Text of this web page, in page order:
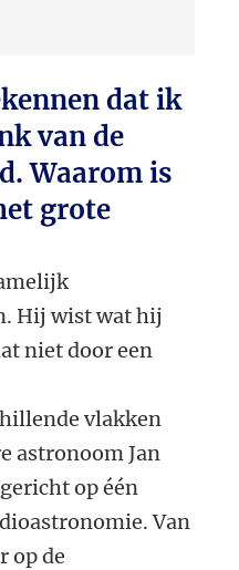
dat ik
van de
Waarom is
grote
Hij wist wat hij
niet door een
vlakken
astronoom Jan
op één
Van
op de